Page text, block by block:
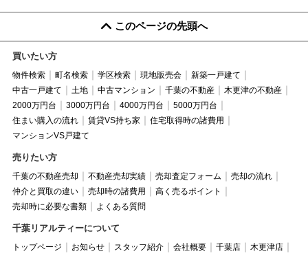
このページの先頭へ
買いたい方
物件検索 町名検索 学区検索 現地販売会
新築一戸建て
中古一戸建て
土地 中古マンション 千葉の不動産
木更津の不動産
2000万円台
3000万円台 4000万円台
5000万円台
住まい購入の流れ
賃貸VS持ち家
住宅取得時の諸費用
マンションVS戸建て
売りたい方
千葉の不動産売却 不動産売却実績 売却査定フォーム
売却の流れ
仲介と買取の違い
売却時の諸費用
高く売るポイント
売却時に必要な書類
よくある質問
千葉リアルティーについて
トップページ お知らせ スタッフ紹介 会社概要 千葉店
木更津店